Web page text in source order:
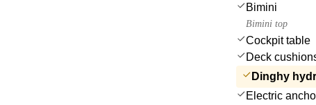
Bimini
Bimini top
Cockpit table
Deck
Dinghy
Electric